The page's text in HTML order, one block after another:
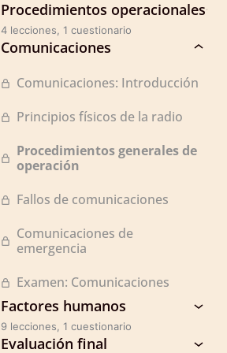
Procedimientos operacionales
4 lecciones, 1 cuestionario
Comunicaciones
Comunicaciones: Introducción
Principios físicos de la radio
Procedimientos generales de
operación
Fallos de comunicaciones
Comunicaciones de
emergencia
Examen: Comunicaciones
Factores humanos
9 lecciones, 1 cuestionario
Evaluación final